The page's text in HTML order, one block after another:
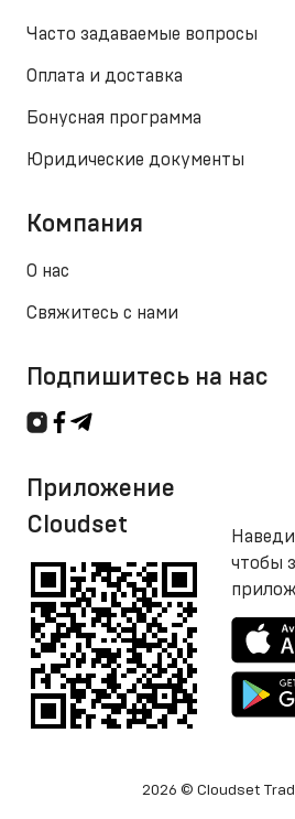
Часто задаваемые вопросы
Оплата и доставка
Бонусная программа
Юридические документы
Компания
О нас
Свяжитесь с нами
Подпишитесь на нас
Приложение
Cloudset
чтобы
2026 © Cloudset